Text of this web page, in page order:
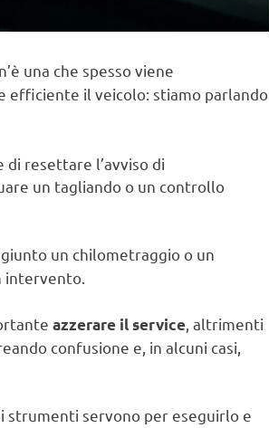
una che spesso viene
efficiente il veicolo: stiamo parlando
di resettare l’avviso di
un tagliando o un controllo
un chilometraggio o un
intervento.
azzerare il service , altrimenti
confusione e, in alcuni casi,
strumenti servono per eseguirlo e